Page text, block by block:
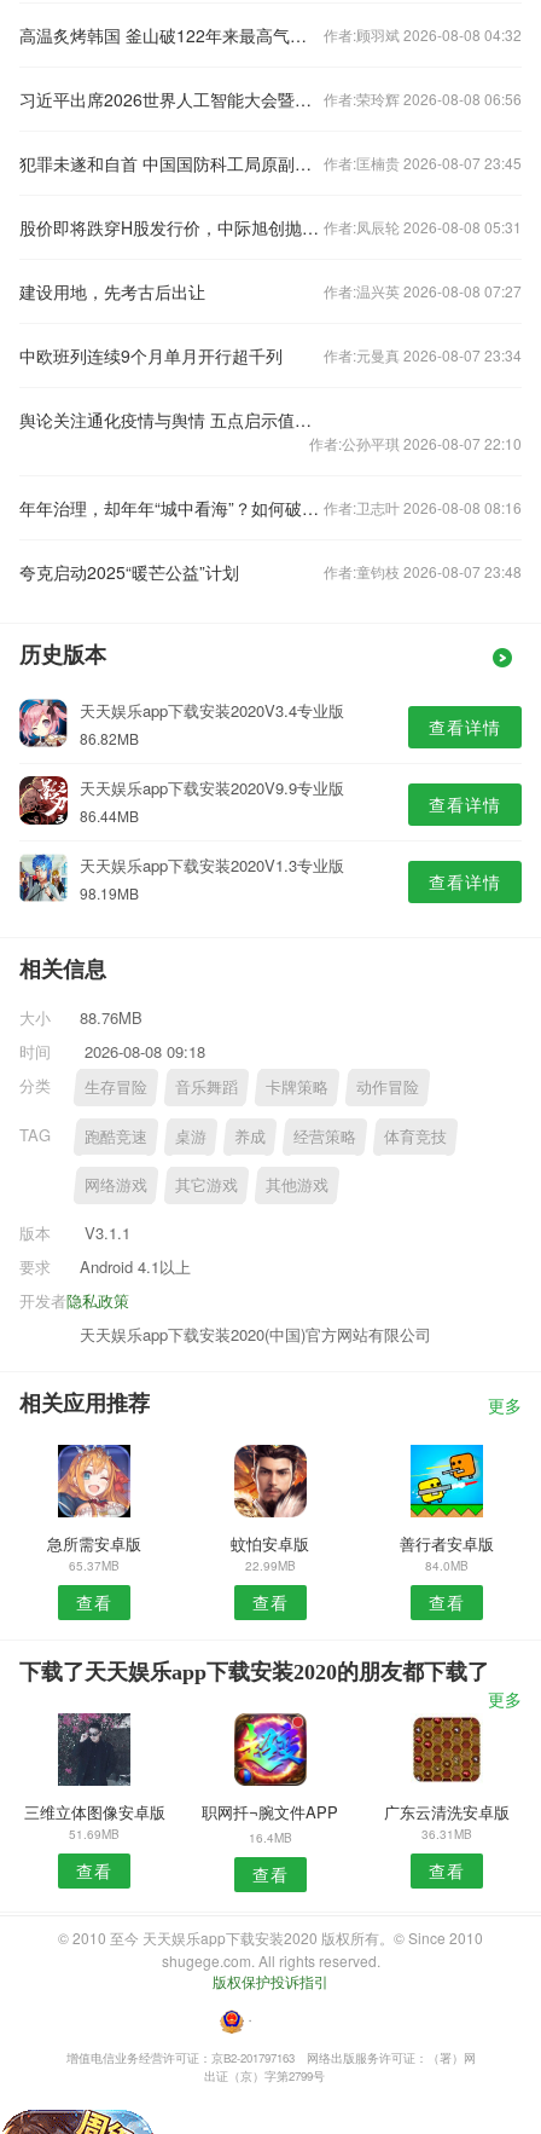
高温炙烤韩国 釜山破122年来最高气温纪录 作者:顾羽斌 2026-08-08 04:32
习近平出席2026世界人工智能大会暨人工智能全球治理高级别会议开幕式并发表主旨讲话 作者:荣玲辉 2026-08-08 06:56
犯罪未遂和自首 中国国防科工局原副局长张建华一审判10年 作者:匡楠贵 2026-08-07 23:45
股价即将跌穿H股发行价，中际旭创抛出大额回购计划 作者:凤辰轮 2026-08-08 05:31
建设用地，先考古后出让 作者:温兴英 2026-08-08 07:27
中欧班列连续9个月单月开行超千列 作者:元曼真 2026-08-07 23:34
舆论关注通化疫情与舆情 五点启示值得借鉴
作者:公孙平琪 2026-08-07 22:10
年年治理，却年年“城中看海”？如何破解逢雨必涝困局 作者:卫志叶 2026-08-08 08:16
夸克启动2025“暖芒公益”计划 作者:童钧枝 2026-08-07 23:48
历史版本
天天娱乐app下载安装2020V3.4专业版
86.82MB 查看详情
天天娱乐app下载安装2020V9.9专业版
86.44MB 查看详情
天天娱乐app下载安装2020V1.3专业版
98.19MB 查看详情
相关信息
大小
88.76MB
时间
2026-08-08 09:18
分类
生存冒险 音乐舞蹈 卡牌策略 动作冒险
TAG 跑酷竞速 桌游 养成 经营策略 体育竞技
网络游戏 其它游戏 其他游戏
版本
V3.1.1
要求
Android 4.1以上
隐私政策
开发者
天天娱乐app下载安装2020(中国)官方网站有限公司
相关应用推荐 更多
急所需安卓版
65.37MB
查看
蚊怕安卓版
22.99MB
查看
善行者安卓版
84.0MB
查看
下载了天天娱乐app下载安装2020的朋友都下载了
更多
三维立体图像安卓版
51.69MB
查看
职网扦¬腕文件APP
16.4MB
查看
广东云清洗安卓版
36.31MB
查看
© 2010 至今 天天娱乐app下载安装2020 版权所有。© Since 2010
shugege.com. All rights reserved.
版权保护投诉指引
・
增值电信业务经营许可证：京B2-201797163
网络出版服务许可证：（署）网
出证（京）字第2799号